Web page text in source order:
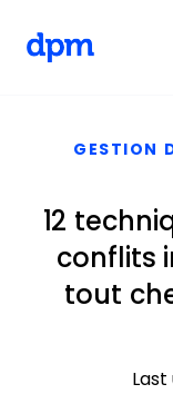
GESTION
12
conflits
tout
Last